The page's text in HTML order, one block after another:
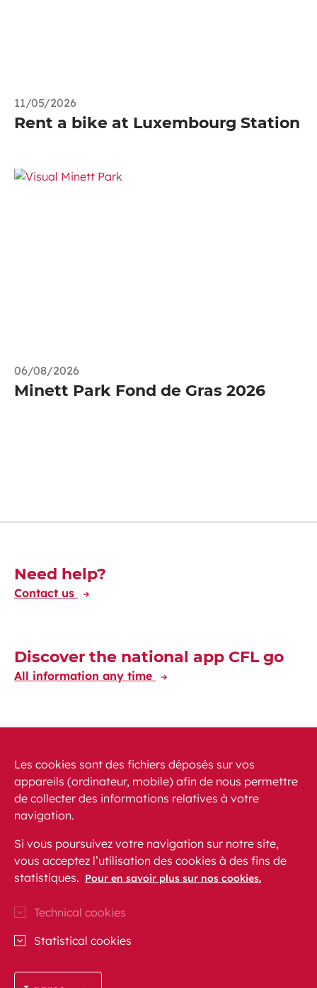
11/05/2026
Rent a bike at Luxembourg Station
06/08/2026
Minett Park Fond de Gras 2026
Découvrez-en plus
Need help?
Contact us
Discover the national app CFL go
All information any time
Travelling at your fingertips through Europe
News PRM FAQ Contact Site map
CFL on Instagram (opens in a new window)
Blog CFL (opens in a new window)
CFL on Facebook (opens in a new
Les cookies sont des fichiers déposés sur vos
appareils (ordinateur, mobile) afin de nous permettre
de collecter des informations relatives à votre
navigation.
Si vous poursuivez votre navigation sur notre site,
vous acceptez l’utilisation des cookies à des fins de
statistiques. Pour en savoir plus sur nos cookies.
Technical cookies
Statistical cookies